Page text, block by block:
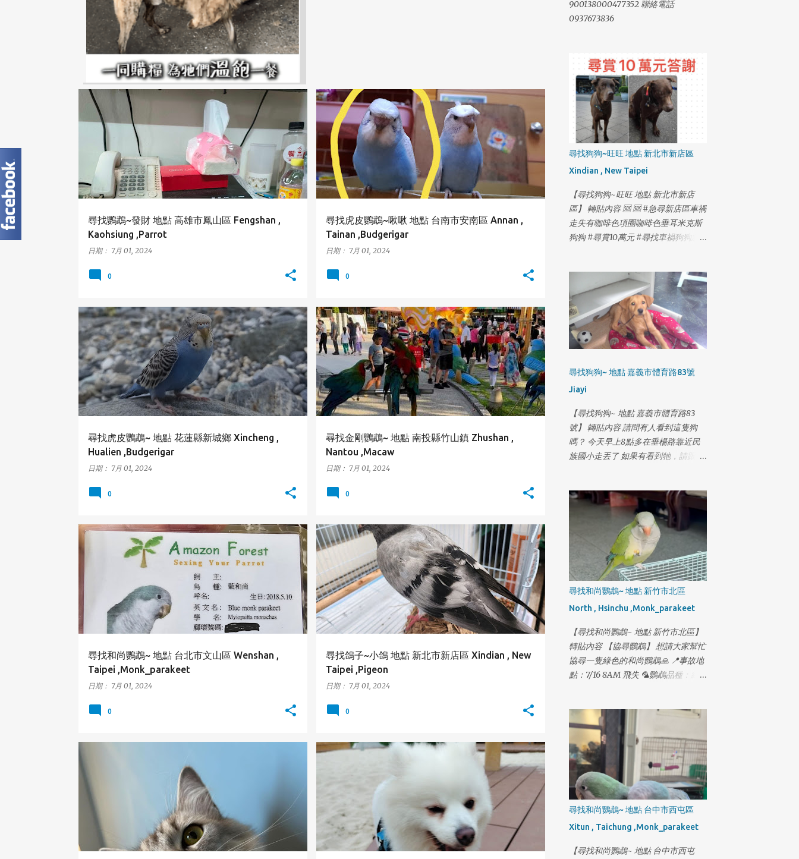
尋找鸚鵡~發財 地點 高雄市鳳山區 Fengshan ,
Kaohsiung ,Parrot
日期： 7月 01, 2024
高雄市 鳳山區 FENGSHAN KAOHSIUNG
+
PARROT
0
尋找虎皮鸚鵡~啾啾 地點 台南市安南區 Annan ,
Tainan ,Budgerigar
日期： 7月 01, 2024
台南市 安南區 虎皮鸚鵡 ANNAN BUDGERIGAR
TAINAN
0
尋找虎皮鸚鵡~ 地點 花蓮縣新城鄉 Xincheng ,
Hualien ,Budgerigar
日期： 7月 01, 2024
花蓮縣 虎皮鸚鵡 新城鄉 BUDGERIGAR HUALIEN
+
XINCHENG
0
尋找金剛鸚鵡~ 地點 南投縣竹山鎮 Zhushan ,
Nantou ,Macaw
日期： 7月 01, 2024
竹山鎮 金剛鸚鵡 南投縣 MACAW NANTOU +
ZHUSHAN
0
尋找和尚鸚鵡~ 地點 台北市文山區 Wenshan ,
Taipei ,Monk_parakeet
日期： 7月 01, 2024
台北市 和尚鸚鵡 MONK_PARAKEET
WENSHAN
0
尋找鴿子~小鴿 地點 新北市新店區 Xindian , New
Taipei ,Pigeon
日期： 7月 01, 2024
新北市 新店區 鴿子 NEW TAIPEI PIGEON +
XINDIAN
0
SHILIN
+
900138000477352 聯絡電話
0937673836
尋找狗狗~旺旺 地點 新北市新店區
Xindian , New Taipei
【尋找狗狗~旺旺 地點 新北市新店
區】 轉貼內容 🆘 🆘 #急尋新店區車禍
走失有咖啡色項圈咖啡色垂耳米克斯
狗狗 #尋賞10萬元 #尋找車禍狗狗急
擊小狗事件 2月14日 20:55 木柵-木柵
路四段與木柵交流道/信義快T型路口
過馬路 很抱歉各位朋友 在解壓縮後確
認了 旺旺上了高速公路 又趕著去看行
車記錄器 2月14日在高速公路21公里
撞擊小狗事件 最害怕的事情 還是發生
了 證實了被撞的是旺旺 時間晚上8:21
分 行車記錄器 看見旺旺 一直急著找
回家的路 才上來高速公路 位置在 深
坑上匝道 國三南下往新店滙流交接處
旺旺要走過要到另一邊 車子無法來的
及反應 旺旺從車子前方撞上後 在車子
下方出來 滾了一圈靠著邊邊逆向走 我
在旺旺上去的這個交流道跨越木柵路5
段到對向車道 有旺旺的身影 接著趕
回來到木柵派出所 對時間軸 繼續調閱
監視器 看是不是真的是旺旺 從高速公
路下來 慶幸真的是旺旺 只是 旺旺三
天沒吃沒喝 身上又傷口要擦藥 現在又
被車撞 外面開始冷了也下起雨 在這個
被撞後的時間上 又產生斷點 目前已經
落後 旺旺的脚程3天半了 再請各位朋
跡, 旺旺都一直走 2月14日 16:00 新店-
碧潭西岸停車場走失 2月14日 18:12 新
店-寶橋路家樂福網友提供照片 2月14
日 18:32 木柵-木新路二段62號後面監
大學生機車停車場 2月14日 19:05 木
柵-動物園捷運站 2月14日 19:09 木
柵-新光路動物園公務門 2月14日 19:13
木柵-捷運木柵機廠停車場 2月14日
19:56 木柵-風洞石頭公 2月14日 20:21
木柵-國3甲南下21公里撞擊小狗事件
2月14日 20:55 木柵-木柵路四段與木
柵交流道/信義快T型路口過馬路 #2月
16日再更新最新下落 旺旺 2月14日晚
懇請木柵的朋友們幫我協尋 一下旺旺
尋找狗狗~ 地點 嘉義市體育路83號
Jiayi
【尋找狗狗~ 地點 嘉義市體育路83
號】 轉貼內容 請問有人看到這隻狗
嗎？ 今天早上8點多在垂楊路靠近民
族國小走丟了 如果有看到牠，請跟我
尋找和尚鸚鵡~ 地點 新竹市北區
North , Hsinchu ,Monk_parakeet
【尋找和尚鸚鵡~ 地點 新竹市北區】
轉貼內容 【協尋鸚鵡】 想請大家幫忙
協尋一隻綠色的和尚鸚鵡🙏 📍事故地
點：7/16 8AM 飛失 🦜鸚鵡品種：綠
4903結尾 一起生活了14年 跟家人一樣
想請有緣人如果有發現綠色和尚鸚鵡
懇請私訊我 可以的話請先幫我收留他
🙏 非常感謝大家的幫忙，謝謝大家🥹
尋找和尚鸚鵡~ 地點 台中市西屯區
Xitun , Taichung ,Monk_parakeet
【尋找和尚鸚鵡~ 地點 台中市西屯